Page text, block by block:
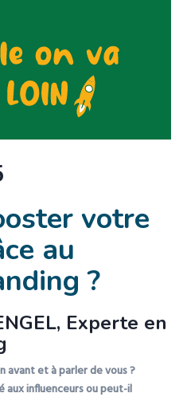
votre
au
?
Experte en
avant et à parler de vous ?
aux influenceurs ou peut-il